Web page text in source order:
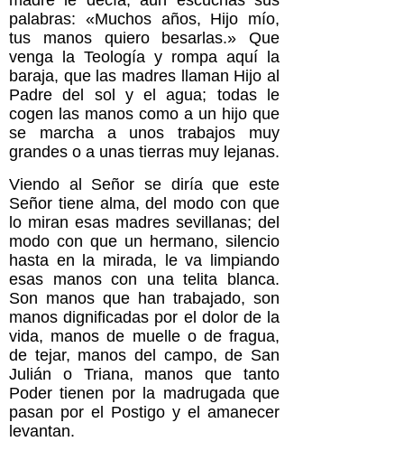
palabras: «Muchos años, Hijo mío,
tus manos quiero besarlas.» Que
venga la Teología y rompa aquí la
baraja, que las madres llaman Hijo al
Padre del sol y el agua; todas le
cogen las manos como a un hijo que
se marcha a unos trabajos muy
grandes o a unas tierras muy lejanas.
Viendo al Señor se diría que este
Señor tiene alma, del modo con que
lo miran esas madres sevillanas; del
modo con que un hermano, silencio
hasta en la mirada, le va limpiando
esas manos con una telita blanca.
Son manos que han trabajado, son
manos dignificadas por el dolor de la
vida, manos de muelle o de fragua,
de tejar, manos del campo, de San
Julián o Triana, manos que tanto
Poder tienen por la madrugada que
pasan por el Postigo y el amanecer
levantan.